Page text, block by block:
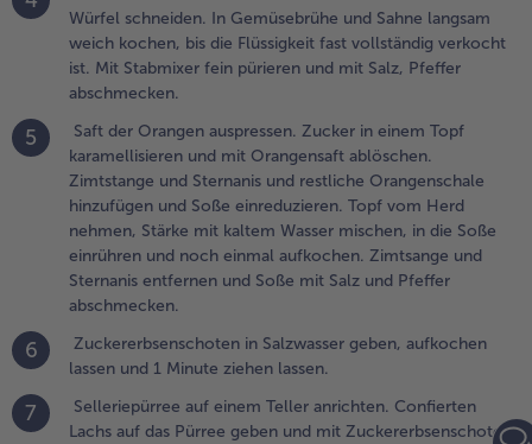
in
Topf
Soße
Würfel schneiden. In Gemüsebrühe und Sahne langsam
weich kochen, bis die Flüssigkeit fast vollständig verkocht
ist. Mit Stabmixer fein pürieren und mit Salz, Pfeffer
abschmecken.
5
Saft der Orangen auspressen. Zucker in einem Topf
karamellisieren und mit Orangensaft ablöschen.
Zimtstange und Sternanis und restliche Orangenschale
hinzufügen und Soße einreduzieren. Topf vom Herd
nehmen, Stärke mit kaltem Wasser mischen, in die Soße
einrühren und noch einmal aufkochen. Zimtsange und
Sternanis entfernen und Soße mit Salz und Pfeffer
abschmecken.
6
Zuckererbsenschoten in Salzwasser geben, aufkochen
lassen und 1 Minute ziehen lassen.
7
Selleriepürree auf einem Teller anrichten. Confierten
Lachs auf das Pürree geben und mit Zuckererbsenschoten